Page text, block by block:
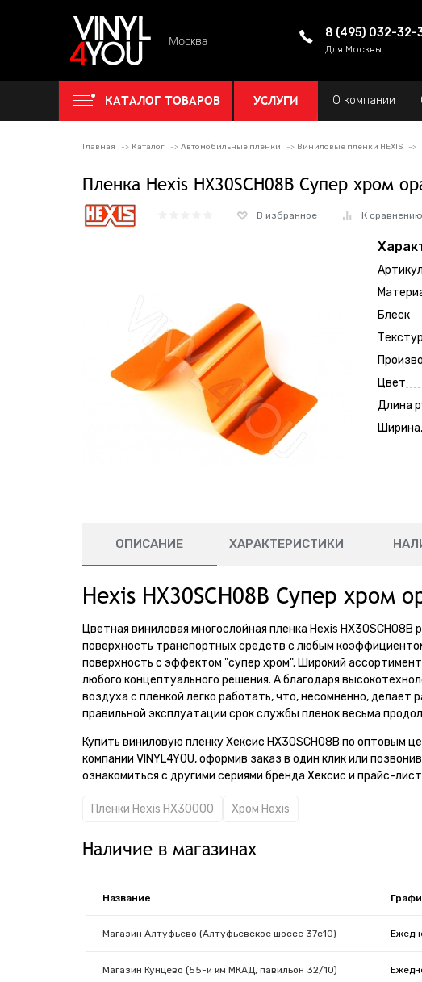
Москва
8 (495) 032-32-
Для Москвы
КАТАЛОГ ТОВАРОВ УСЛУГИ О компании
Главная Каталог Автомобильные пленки Виниловые пленки HEXIS
Пленка Hexis HX30SCH08B Супер хром
В избранное К сравнению
Блеск
Цвет
Длина
ОПИСАНИЕ ХАРАКТЕРИСТИКИ
Hexis HX30SCH08B Супер хром
Цветная виниловая многослойная пленка Hexis
поверхность транспортных средств с любым
поверхность с эффектом "супер хром". Широкий
любого концептуального решения. А благодаря
воздуха с пленкой легко работать, что, несомненно,
правильной эксплуатации срок службы пленок весьма
Купить виниловую пленку Хексис HX30SCH08B по оптовым
компании VINYL4YOU, оформив заказ в один клик или
ознакомиться с другими сериями бренда Хексис и прайс-
Пленки Hexis HX30000 Хром Hexis
Наличие в магазинах
Название
Магазин Алтуфьево (Алтуфьевское шоссе 37с10)
Магазин Кунцево (55-й км МКАД, павильон 32/10)